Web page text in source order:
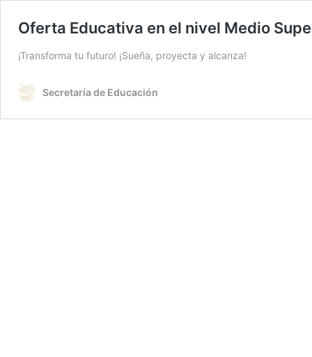
Oferta Educativa en el nivel Medio
¡Transforma tu futuro! ¡Sueña, proyecta y alcanza!
Secretaría de Educación